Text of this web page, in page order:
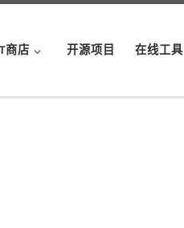
商店 开源项目 在线工具